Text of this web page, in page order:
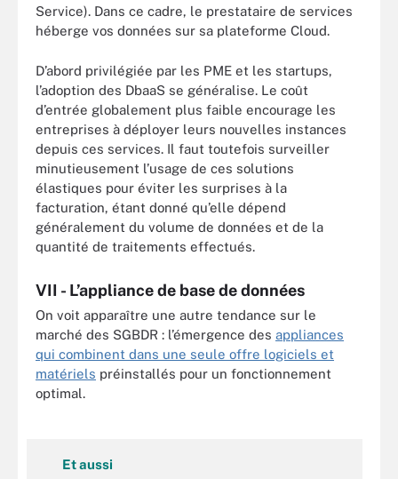
Service). Dans ce cadre, le prestataire de services
héberge vos données sur sa plateforme Cloud.
D’abord privilégiée par les PME et les startups,
l’adoption des DbaaS se généralise. Le coût
d’entrée globalement plus faible encourage les
entreprises à déployer leurs nouvelles instances
depuis ces services. Il faut toutefois surveiller
minutieusement l’usage de ces solutions
élastiques pour éviter les surprises à la
facturation, étant donné qu’elle dépend
généralement du volume de données et de la
quantité de traitements effectués.
VII - L’appliance de base de données
On voit apparaître une autre tendance sur le
marché des SGBDR : l’émergence des appliances
qui combinent dans une seule offre logiciels et
matériels préinstallés pour un fonctionnement
optimal.
Et aussi